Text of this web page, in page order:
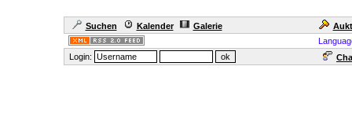
Suchen Kalender Galerie
Login: